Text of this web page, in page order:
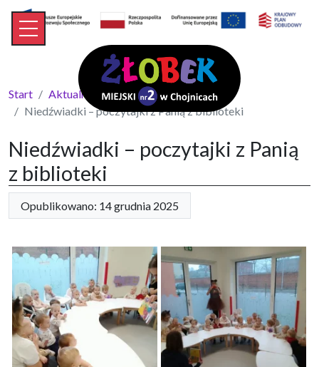
Start
Aktualności
Niedźwiadki – poczytajki z Panią z biblioteki
Niedźwiadki – poczytajki z Panią
z biblioteki
Opublikowano: 14 grudnia 2025